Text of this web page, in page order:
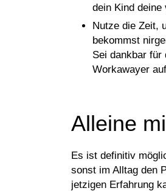
dein Kind
Nutze die Zeit,
bekommst
Sei dankbar für
Workawayer
Alleine
Es ist definitiv
sonst im Alltag den
jetzigen Erfahrung